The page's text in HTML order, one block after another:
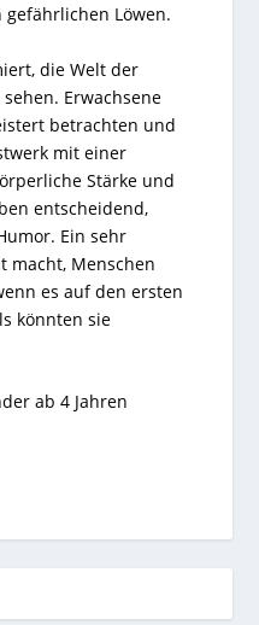
Löwen.
die Welt der
Erwachsene
betrachten und
mit einer
Stärke und
entscheidend,
Ein sehr
macht, Menschen
es auf den ersten
könnten sie
ab 4 Jahren